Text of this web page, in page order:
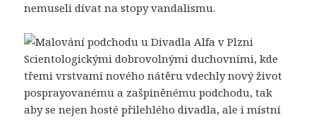
nemuseli dívat na stopy vandalismu.